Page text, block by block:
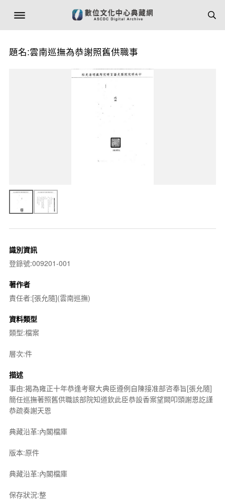
題名:雲南巡撫為恭謝照舊供職事
識別資訊
登錄號:009201-001
著作者
責任者:[張允隨](雲南巡撫)
資料類型
類型:檔案
層次:件
描述
事由:揭為雍正十年恭逢考察大典臣遵例自陳接准部咨奉旨[張允隨]
簡任巡撫著照舊供職該部院知道欽此臣恭設香案望闕叩頭謝恩訖謹
恭疏奏謝天恩
典藏沿革:內閣檔庫
版本:原件
典藏沿革:內閣檔庫
保存狀況:整